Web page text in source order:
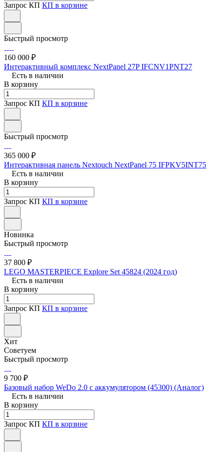
Запрос КП КП в корзине
Быстрый просмотр
160 000 ₽
Интерактивный комплекс NextPanel 27P IFCNV1PNT27
Есть в наличии
В корзину
Запрос КП КП в корзине
Быстрый просмотр
365 000 ₽
Интерактивная панель Nextouch NextPanel 75 IFPKV5INT75
Есть в наличии
В корзину
Запрос КП КП в корзине
Новинка
Быстрый просмотр
37 800 ₽
LEGO MASTERPIECE Explore Set 45824 (2024 год)
Есть в наличии
В корзину
Запрос КП КП в корзине
Хит
Советуем
Быстрый просмотр
9 700 ₽
Базовый набор WeDo 2.0 с аккумулятором (45300) (Аналог)
Есть в наличии
В корзину
Запрос КП КП в корзине